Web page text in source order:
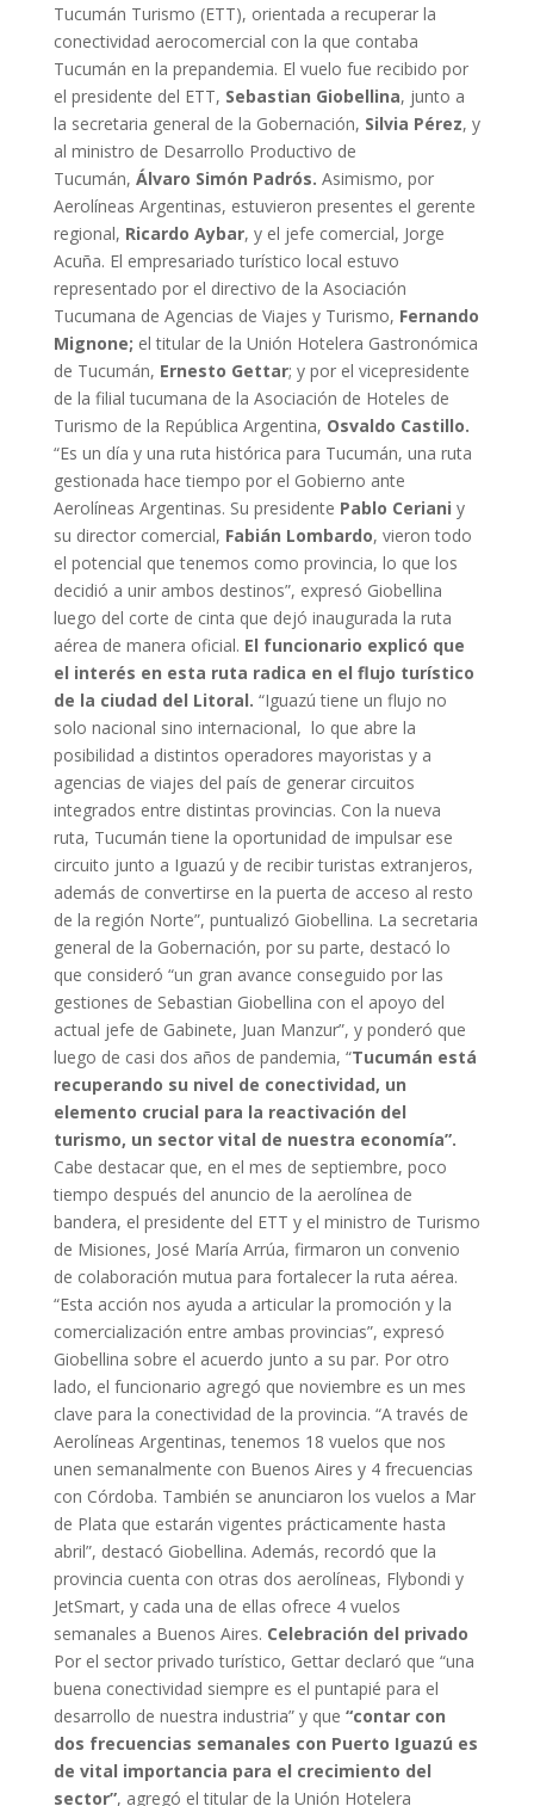
Tucumán Turismo (ETT), orientada a recuperar la
conectividad aerocomercial con la que contaba
Tucumán en la prepandemia. El vuelo fue recibido por
el presidente del ETT, Sebastian Giobellina, junto a
la secretaria general de la Gobernación, Silvia Pérez, y
al ministro de Desarrollo Productivo de
Tucumán, Álvaro Simón Padrós. Asimismo, por
Aerolíneas Argentinas, estuvieron presentes el gerente
regional, Ricardo Aybar, y el jefe comercial, Jorge
Acuña. El empresariado turístico local estuvo
representado por el directivo de la Asociación
Tucumana de Agencias de Viajes y Turismo, Fernando
Mignone; el titular de la Unión Hotelera Gastronómica
de Tucumán, Ernesto Gettar; y por el vicepresidente
de la filial tucumana de la Asociación de Hoteles de
Turismo de la República Argentina, Osvaldo Castillo.
“Es un día y una ruta histórica para Tucumán, una ruta
gestionada hace tiempo por el Gobierno ante
Aerolíneas Argentinas. Su presidente Pablo Ceriani y
su director comercial, Fabián Lombardo, vieron todo
el potencial que tenemos como provincia, lo que los
decidió a unir ambos destinos”, expresó Giobellina
luego del corte de cinta que dejó inaugurada la ruta
aérea de manera oficial. El funcionario explicó que
el interés en esta ruta radica en el flujo turístico
de la ciudad del Litoral. “Iguazú tiene un flujo no
solo nacional sino internacional, lo que abre la
posibilidad a distintos operadores mayoristas y a
agencias de viajes del país de generar circuitos
integrados entre distintas provincias. Con la nueva
ruta, Tucumán tiene la oportunidad de impulsar ese
circuito junto a Iguazú y de recibir turistas extranjeros,
además de convertirse en la puerta de acceso al resto
de la región Norte”, puntualizó Giobellina. La secretaria
general de la Gobernación, por su parte, destacó lo
que consideró “un gran avance conseguido por las
gestiones de Sebastian Giobellina con el apoyo del
actual jefe de Gabinete, Juan Manzur”, y ponderó que
luego de casi dos años de pandemia, “Tucumán está
recuperando su nivel de conectividad, un
elemento crucial para la reactivación del
turismo, un sector vital de nuestra economía”.
Cabe destacar que, en el mes de septiembre, poco
tiempo después del anuncio de la aerolínea de
bandera, el presidente del ETT y el ministro de Turismo
de Misiones, José María Arrúa, firmaron un convenio
de colaboración mutua para fortalecer la ruta aérea.
“Esta acción nos ayuda a articular la promoción y la
comercialización entre ambas provincias”, expresó
Giobellina sobre el acuerdo junto a su par. Por otro
lado, el funcionario agregó que noviembre es un mes
clave para la conectividad de la provincia. “A través de
Aerolíneas Argentinas, tenemos 18 vuelos que nos
unen semanalmente con Buenos Aires y 4 frecuencias
con Córdoba. También se anunciaron los vuelos a Mar
de Plata que estarán vigentes prácticamente hasta
abril”, destacó Giobellina. Además, recordó que la
provincia cuenta con otras dos aerolíneas, Flybondi y
JetSmart, y cada una de ellas ofrece 4 vuelos
semanales a Buenos Aires. Celebración del privado
Por el sector privado turístico, Gettar declaró que “una
buena conectividad siempre es el puntapié para el
desarrollo de nuestra industria” y que “contar con
dos frecuencias semanales con Puerto Iguazú es
de vital importancia para el crecimiento del
sector”, agregó el titular de la Unión Hotelera